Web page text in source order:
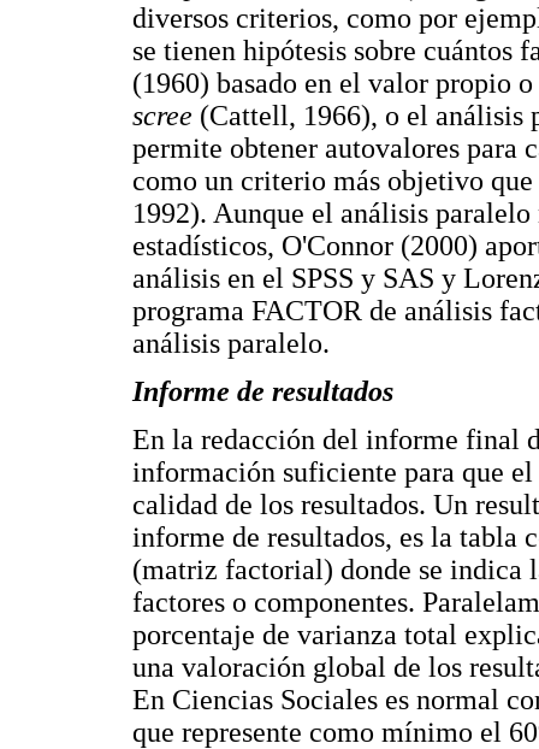
diversos criterios, como por
se tienen hipótesis sobre cuántos
(1960) basado en el valor propio
scree (Cattell, 1966), o el análisis
permite obtener autovalores para
como un criterio más objetivo
1992). Aunque el análisis
estadísticos, O'Connor (2000)
análisis en el SPSS y SAS y
programa FACTOR de análisis
análisis paralelo.
Informe de resultados
En la redacción del informe final
información suficiente para que
calidad de los resultados. Un
informe de resultados, es la tabla
(matriz factorial) donde se indica
factores o componentes.
porcentaje de varianza total
una valoración global de los
En Ciencias Sociales es normal
que represente como mínimo el